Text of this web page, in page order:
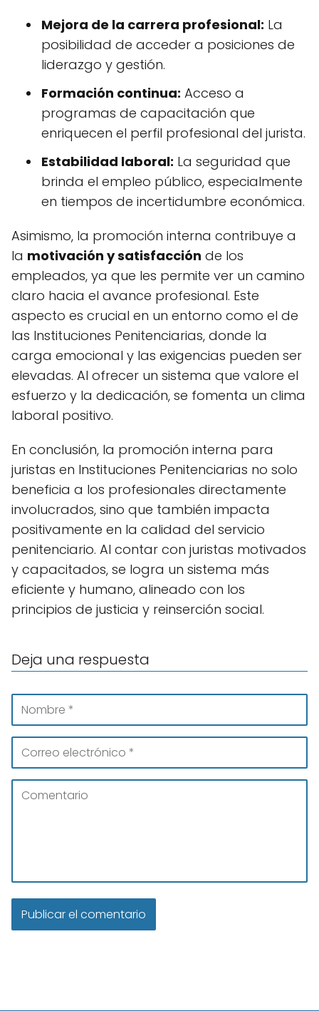
Mejora de la carrera profesional: La
posibilidad de acceder a posiciones de
liderazgo y gestión.
Formación continua: Acceso a
programas de capacitación que
enriquecen el perfil profesional del jurista.
Estabilidad laboral: La seguridad que
brinda el empleo público, especialmente
en tiempos de incertidumbre económica.
Asimismo, la promoción interna contribuye a
la motivación y satisfacción de los
empleados, ya que les permite ver un camino
claro hacia el avance profesional. Este
aspecto es crucial en un entorno como el de
las Instituciones Penitenciarias, donde la
carga emocional y las exigencias pueden ser
elevadas. Al ofrecer un sistema que valore el
esfuerzo y la dedicación, se fomenta un clima
laboral positivo.
En conclusión, la promoción interna para
juristas en Instituciones Penitenciarias no solo
beneficia a los profesionales directamente
involucrados, sino que también impacta
positivamente en la calidad del servicio
penitenciario. Al contar con juristas motivados
y capacitados, se logra un sistema más
eficiente y humano, alineado con los
principios de justicia y reinserción social.
Deja una respuesta